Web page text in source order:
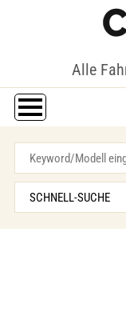
Alle